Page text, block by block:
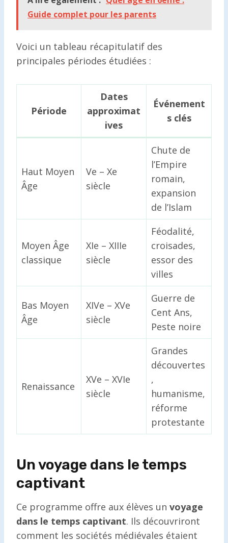
Guide complet pour les parents
Voici un tableau récapitulatif des
principales périodes étudiées :
Période
Dates
approximat
ives
Événement
s clés
Haut Moyen
Âge
Ve – Xe
siècle
Chute de
l’Empire
romain,
expansion
de l’Islam
Moyen Âge
classique
XIe – XIIIe
siècle
Féodalité,
croisades,
essor des
villes
Bas Moyen
Âge
XIVe – XVe
siècle
Guerre de
Cent Ans,
Peste noire
Renaissance
XVe – XVIe
siècle
Grandes
découvertes
,
humanisme,
réforme
protestante
Un voyage dans le temps
captivant
Ce programme offre aux élèves un voyage
dans le temps captivant. Ils découvriront
comment les sociétés médiévales étaient